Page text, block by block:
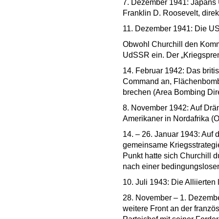
7. Dezember 1941:
Franklin D. Roosevelt,
11. Dezember 1941: Die
Obwohl Churchill den
UdSSR ein. Der
14. Februar 1942: Das
Command an,
brechen (Area Bombing
8. November 1942: Auf
Amerikaner in Nordafrika
14. – 26. Januar 1943: Auf
gemeinsame
Punkt hatte sich Churchill
nach einer
10. Juli 1943: Die
28. November – 1.
weitere Front an der